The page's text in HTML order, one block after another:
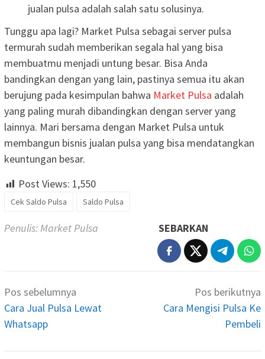
jualan pulsa adalah salah satu solusinya.
Tunggu apa lagi? Market Pulsa sebagai server pulsa
termurah sudah memberikan segala hal yang bisa
membuatmu menjadi untung besar. Bisa Anda
bandingkan dengan yang lain, pastinya semua itu akan
berujung pada kesimpulan bahwa Market Pulsa adalah
yang paling murah dibandingkan dengan server yang
lainnya. Mari bersama dengan Market Pulsa untuk
membangun bisnis jualan pulsa yang bisa mendatangkan
keuntungan besar.
Post Views: 1,550
Cek Saldo Pulsa Saldo Pulsa
Penulis: Market Pulsa SEBARKAN
Navigasi
pos
Pos sebelumnya
Cara Jual Pulsa Lewat
Whatsapp
Pos berikutnya
Cara Mengisi Pulsa Ke
Pembeli